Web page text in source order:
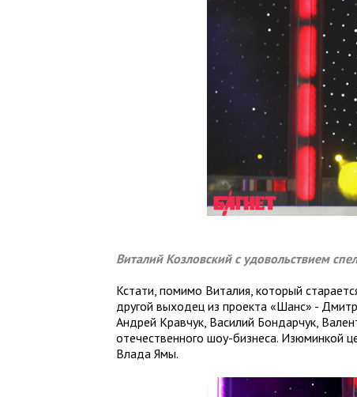
Виталий Козловский c удовольствием
Кстати, помимо Виталия, который
другой выходец из проекта «Шанс» -
Андрей Кравчук, Василий Бондарчук,
отечественного шоу-бизнеса. Изюминкой
Влада Ямы.